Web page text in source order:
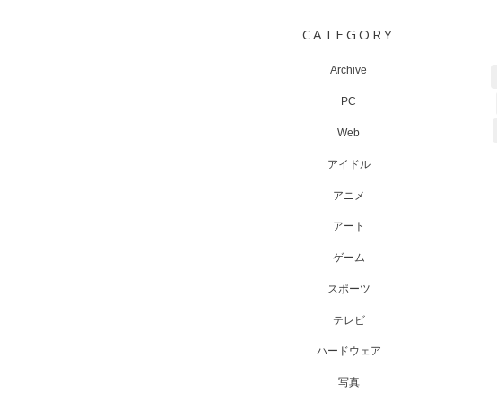
CATEGORY
Archive
PC
Web
アイドル
アニメ
アート
ゲーム
スポーツ
テレビ
ハードウェア
写真